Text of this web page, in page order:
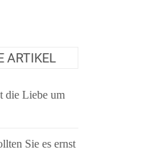
ARTIKEL
die Liebe um
Sie es ernst